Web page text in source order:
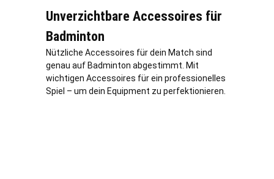
Unverzichtbare Accessoires für
Badminton
Nützliche Accessoires für dein Match sind
genau auf Badminton abgestimmt. Mit
wichtigen Accessoires für ein professionelles
Spiel – um dein Equipment zu perfektionieren.